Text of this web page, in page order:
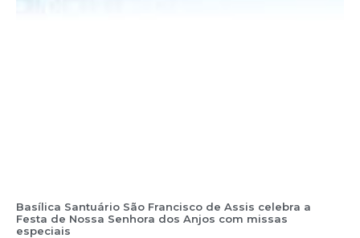
Basílica Santuário São Francisco de Assis celebra a
Festa de Nossa Senhora dos Anjos com missas
especiais